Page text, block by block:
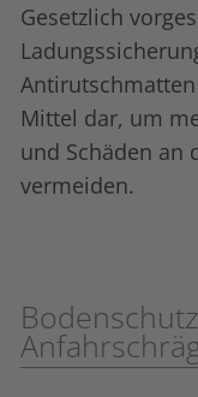
Gesetzlich
Mittel dar, um
und Schäden an
vermeiden.